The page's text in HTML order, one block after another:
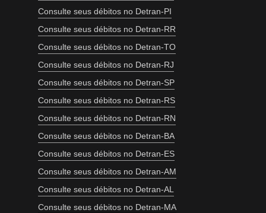
Consulte seus débitos no Detran-PI
Consulte seus débitos no Detran-RR
Consulte seus débitos no Detran-TO
Consulte seus débitos no Detran-RJ
Consulte seus débitos no Detran-SP
Consulte seus débitos no Detran-RS
Consulte seus débitos no Detran-RN
Consulte seus débitos no Detran-BA
Consulte seus débitos no Detran-ES
Consulte seus débitos no Detran-AM
Consulte seus débitos no Detran-AL
Consulte seus débitos no Detran-MA